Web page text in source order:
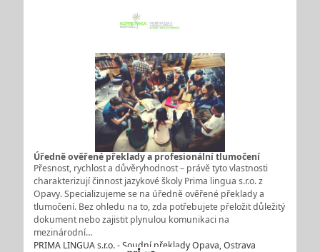
Úředně ověřené překlady a profesionální tlumočení
Přesnost, rychlost a důvěryhodnost – právě tyto vlastnosti
charakterizují činnost jazykové školy Prima lingua s.r.o. z
Opavy. Specializujeme se na úředně ověřené překlady a
tlumočení. Bez ohledu na to, zda potřebujete přeložit důležitý
dokument nebo zajistit plynulou komunikaci na
mezinárodní…
PRIMA LINGUA s.r.o. - Soudní překlady Opava, Ostrava